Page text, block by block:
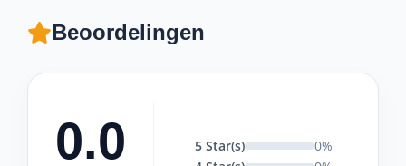
Beoordelingen
0.0 5 Star(s)
0%